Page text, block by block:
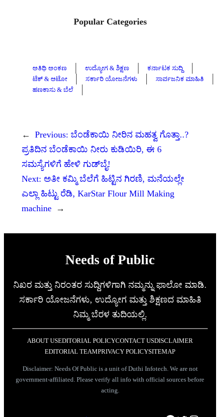
Popular Categories
ಅತಿಥಿ ಅಂಕಣ ಉದ್ಯೋಗ & ಶಿಕ್ಷಣ
ಕರ್ನಾಟಕ ಸುದ್ದಿ
ಟೆಕ್ & ಆಟೋ
ಸರ್ಕಾರಿ ಯೋಜನೆಗಳು
ಸಾರ್ವಜನಿಕ ಮಾಹಿತಿ
ಹಣಕಾಸು & ಬೆಲೆ
← Previous: ಬೆಂಡೆಕಾಯಿ ನೀರಿನ ಮಹತ್ವ ಗೊತ್ತಾ..?
ಪ್ರತಿದಿನ ಬೆಂಡೆಕಾಯಿ ನೀರು ಕುಡಿಯಿರಿ, ಈ 6
ಸಮಸ್ಯೆಗಳಿಗೆ ಹೇಳಿ ಗುಡ್‌ಬೈ!
Next: ಅತೀ ಕಮ್ಮಿ ಬೆಲೆಗೆ ಹಿಟ್ಟಿನ ಗಿರಣಿ, ಮನೆಯಲ್ಲೇ
ಎಲ್ಲಾ ಹಿಟ್ಟು ರೆಡಿ, KarStar Flour Mill Making
machine →
Needs of Public
ನಿಖರ ಮತ್ತು ನಿರಂತರ ಸುದ್ದಿಗಳಿಗಾಗಿ ನಮ್ಮನ್ನು ಫಾಲೋ ಮಾಡಿ.
ಸರ್ಕಾರಿ ಯೋಜನೆಗಳು, ಉದ್ಯೋಗ ಮತ್ತು ಶಿಕ್ಷಣದ ಮಾಹಿತಿ
ನಿಮ್ಮ ಬೆರಳ ತುದಿಯಲ್ಲಿ.
ABOUT USEDITORIAL POLICYCONTACT USDISCLAIMER
EDITORIAL TEAMPRIVACY POLICYSITEMAP
Disclaimer: Needs Of Public is a unit of Duthi Infotech. We are not
government-affiliated. Please verify all info with official sources before
acting.